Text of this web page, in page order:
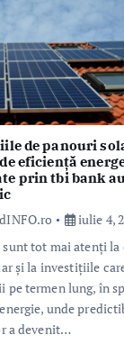
de panouri
eficiență
prin tbi bank
iulie 4,
sunt tot mai atenți
și la investițiile
pe termen lung, în
unde
a devenit…